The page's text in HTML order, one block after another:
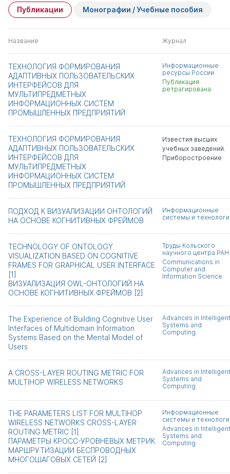
Публикации Монографии / Учебные пособия
Название Журнал
ТЕХНОЛОГИЯ ФОРМИРОВАНИЯ
АДАПТИВНЫХ ПОЛЬЗОВАТЕЛЬСКИХ
ИНТЕРФЕЙСОВ ДЛЯ
МУЛЬТИПРЕДМЕТНЫХ
ИНФОРМАЦИОННЫХ СИСТЕМ
ПРОМЫШЛЕННЫХ ПРЕДПРИЯТИЙ
Информационные
ресурсы России
Публикация
ретрагирована
ТЕХНОЛОГИЯ ФОРМИРОВАНИЯ
АДАПТИВНЫХ ПОЛЬЗОВАТЕЛЬСКИХ
ИНТЕРФЕЙСОВ ДЛЯ
МУЛЬТИПРЕДМЕТНЫХ
ИНФОРМАЦИОННЫХ СИСТЕМ
ПРОМЫШЛЕННЫХ ПРЕДПРИЯТИЙ
Известия высших
учебных заведений.
Приборостроение
ПОДХОД К ВИЗУАЛИЗАЦИИ ОНТОЛОГИЙ
НА ОСНОВЕ КОГНИТИВНЫХ ФРЕЙМОВ
Информационные
системы и
TECHNOLOGY OF ONTOLOGY
VISUALIZATION BASED ON COGNITIVE
FRAMES FOR GRAPHICAL USER INTERFACE
[1]
ВИЗУАЛИЗАЦИЯ OWL-ОНТОЛОГИЙ НА
ОСНОВЕ КОГНИТИВНЫХ ФРЕЙМОВ [2]
Труды Кольского
научного центра РАН
Communications in
Computer and
Information Science
The Experience of Building Cognitive User
Interfaces of Multidomain Information
Systems Based on the Mental Model of
Users
Advances in Intelligent
Systems and
Computing
A CROSS-LAYER ROUTING METRIC FOR
MULTIHOP WIRELESS NETWORKS
Advances in Intelligent
Systems and
Computing
THE PARAMETERS LIST FOR MULTIHOP
WIRELESS NETWORKS CROSS-LAYER
ROUTING METRIC [1]
ПАРАМЕТРЫ КРОСС-УРОВНЕВЫХ МЕТРИК
МАРШРУТИЗАЦИИ БЕСПРОВОДНЫХ
МНОГОШАГОВЫХ СЕТЕЙ [2]
Информационные
системы и
Advances in Intelligent
Systems and
Computing